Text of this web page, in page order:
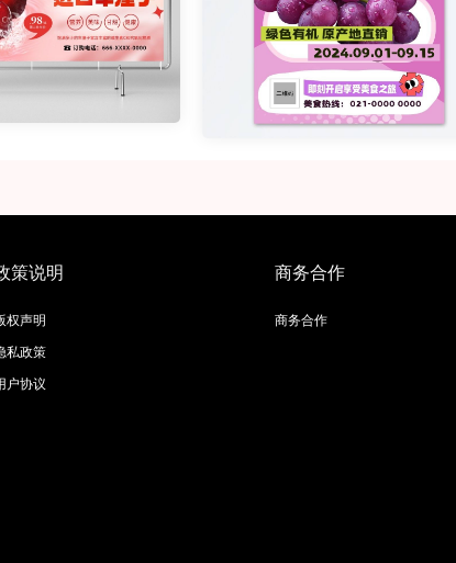
策说明
权声明
私政策
户协议
商务合作
商务合作